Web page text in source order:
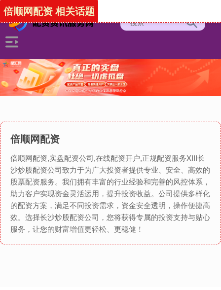
倍顺网配资
倍顺网配资,实盘配资公司,在线配资开户,正规配资服务XIII‌长
沙炒股配资公司致力于为广大投资者提供专业、安全、高效的
股票配资服务。我们拥有丰富的行业经验和完善的风控体系，
助力客户实现资金灵活运用，提升投资收益。公司提供多样化
的配资方案，满足不同投资需求，资金安全透明，操作便捷高
效。选择长沙炒股配资公司，您将获得专属的投资支持与贴心
服务，让您的财富增值更轻松、更稳健！
倍顺网配资 相关话题